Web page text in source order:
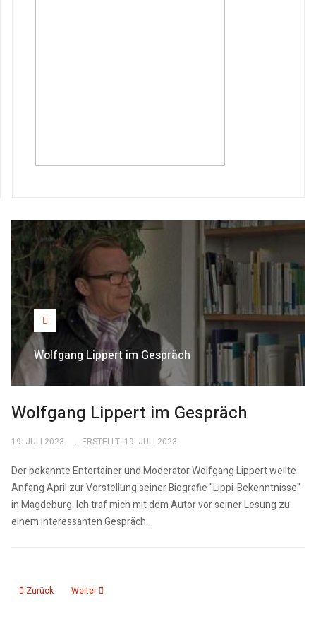
Wolfgang Lippert im Gespräch
Wolfgang Lippert im Gespräch
19. JULI 2023 ERSTELLT: 19. JULI 2023
Der bekannte Entertainer und Moderator Wolfgang Lippert weilte
Anfang April zur Vorstellung seiner Biografie "Lippi-Bekenntnisse"
in Magdeburg. Ich traf mich mit dem Autor vor seiner Lesung zu
einem interessanten Gespräch.
Vorheriger Beitrag: Interview Birgit Vanderbeke "Das läßt sich ändern"
Zurück Nächster Beitrag: Adolf Muschg zu seinem Buch "Sax"
Weiter